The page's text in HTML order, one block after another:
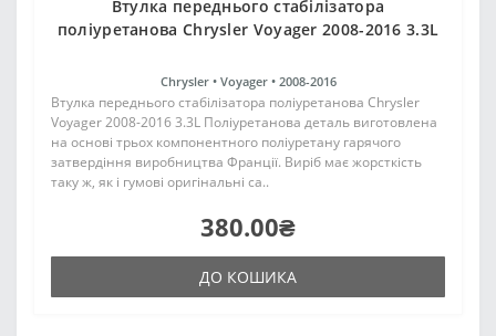
Втулка переднього стабілізатора
поліуретанова Chrysler Voyager 2008-2016 3.3L
Chrysler • Voyager • 2008-2016
Втулка переднього стабілізатора поліуретанова Chrysler
Voyager 2008-2016 3.3L Поліуретанова деталь виготовлена
на основі трьох компонентного поліуретану гарячого
затвердіння виробництва Франції. Виріб має жорсткість
таку ж, як і гумові оригінальні са..
380.00₴
ДО КОШИКА